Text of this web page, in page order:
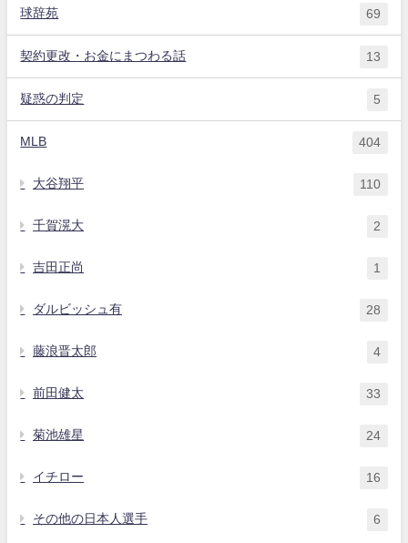
球辞苑 69
契約更改・お金にまつわる話 13
疑惑の判定 5
MLB 404
大谷翔平 110
千賀滉大 2
吉田正尚 1
ダルビッシュ有 28
藤浪晋太郎 4
前田健太 33
菊池雄星 24
イチロー 16
その他の日本人選手 6